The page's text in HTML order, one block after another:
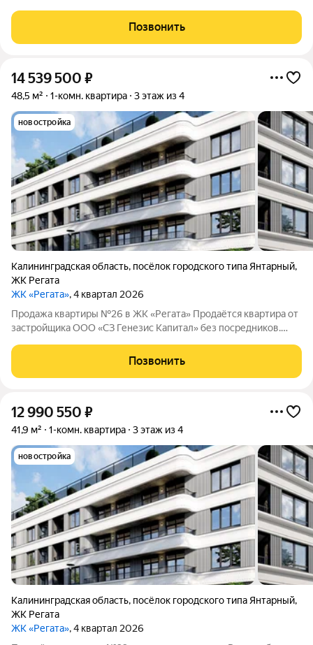
«Голубым флагом»: там белый песок,
Позвонить
14 539 500 ₽
48,5 м² 1-комн. квартира 3 этаж из 4
новостройка
Калининградская область, посёлок городского типа Янтарный,
ЖК Регата
ЖК «Регата», 4 квартал 2026
Продажа квартиры №26 в ЖК «Регата» Продаётся квартира от
застройщика ООО «СЗ Генезис Капитал» без посредников.
пяти минутах ходьбы от центрального пляжа. О комплексе ЖК
Позвонить
12 990 550 ₽
41,9 м² 1-комн. квартира 3 этаж из 4
новостройка
Калининградская область, посёлок городского типа Янтарный,
ЖК Регата
ЖК «Регата», 4 квартал 2026